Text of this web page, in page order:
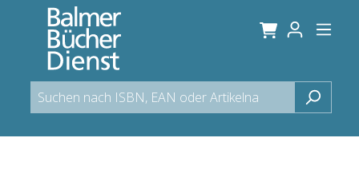
springen